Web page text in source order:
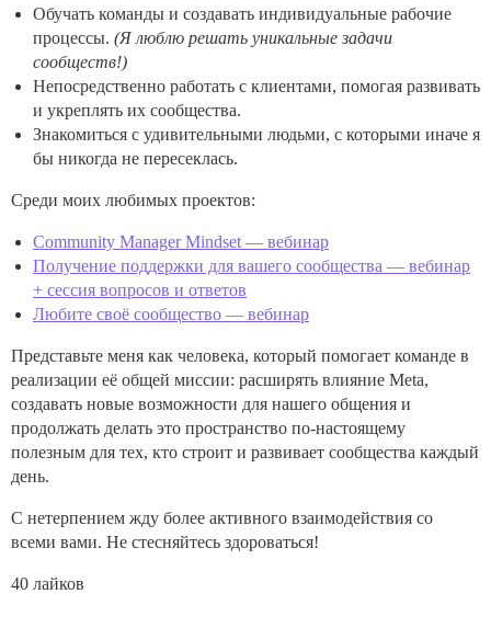
Обучать команды и создавать индивидуальные рабочие
процессы. (Я люблю решать уникальные задачи
сообществ!)
Непосредственно работать с клиентами, помогая развивать
и укреплять их сообщества.
Знакомиться с удивительными людьми, с которыми иначе я
бы никогда не пересеклась.
Среди моих любимых проектов:
Community Manager Mindset — вебинар
Получение поддержки для вашего сообщества — вебинар
+ сессия вопросов и ответов
Любите своё сообщество — вебинар
Представьте меня как человека, который помогает команде в
реализации её общей миссии: расширять влияние Meta,
создавать новые возможности для нашего общения и
продолжать делать это пространство по-настоящему
полезным для тех, кто строит и развивает сообщества каждый
день.
С нетерпением жду более активного взаимодействия со
всеми вами. Не стесняйтесь здороваться!
40 лайков